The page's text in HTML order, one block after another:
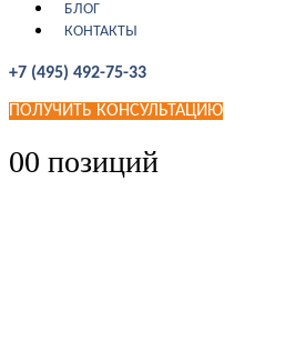
БЛОГ
КОНТАКТЫ
+7 (495) 492-75-33
ПОЛУЧИТЬ КОНСУЛЬТАЦИЮ
00 позиций